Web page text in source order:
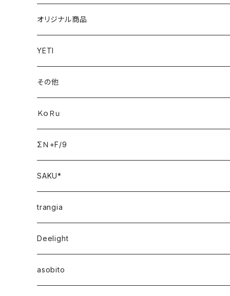
オリジナル商品
YETI
その他
ＫｏＲｕ
ΣＮ+F/9
SAKU*
trangia
Deelight
asobito